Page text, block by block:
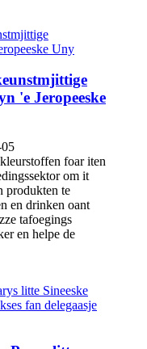
'e Jeropeeske
foar iten
om it
produkten te
en drinken oant
tafoegings
en helpe de